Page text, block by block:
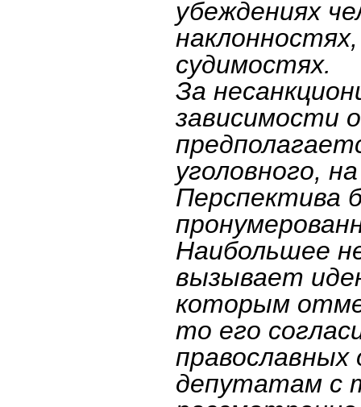
убеждениях
судимостях.
За
зависимости
уголовного,
Перспектива
Наибольшее
вызывает
которым
то его
православных
депутатам с